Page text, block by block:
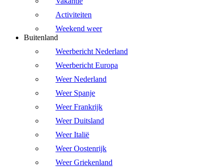
Activiteiten
Weekend weer
Buitenland
Weerbericht Nederland
Weerbericht Europa
Weer Nederland
Weer Spanje
Weer Frankrijk
Weer Duitsland
Weer Italië
Weer Oostenrijk
Weer Griekenland